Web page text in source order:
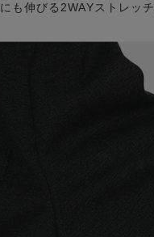
も伸びる2WAYストレッ